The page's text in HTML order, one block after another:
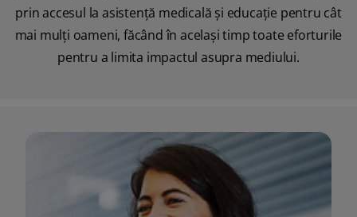
prin accesul la asistență medicală și educație pentru cât
mai mulți oameni, făcând în același timp toate eforturile
pentru a limita impactul asupra mediului.